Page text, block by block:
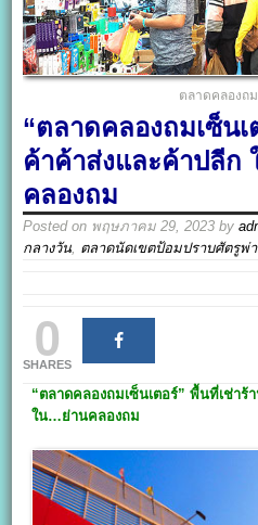
ตลาดคลองถม
“ตลาดคลองถมเซ็น
ค้าค้าส่งและค้าปลี
คลองถม
Posted on พฤษภาคม 29, 2023 by
กลางวัน, ตลาดนัดเขตป้อมปราบศัตรูพ่
0
SHARES
“ตลาดคลองถมเซ็นเตอร์” พื้นที่เช่าร้
ใน…ย่านคลองถม